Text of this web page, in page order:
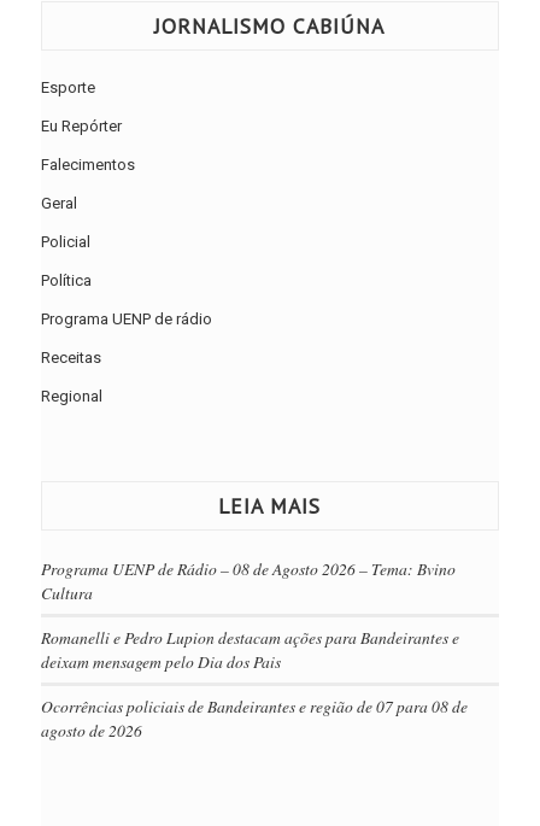
JORNALISMO CABIÚNA
Esporte
Eu Repórter
Falecimentos
Geral
Policial
Política
Programa UENP de rádio
Receitas
Regional
LEIA MAIS
Programa UENP de Rádio – 08 de Agosto 2026 – Tema: Bvino
Cultura
Romanelli e Pedro Lupion destacam ações para Bandeirantes e
deixam mensagem pelo Dia dos Pais
Ocorrências policiais de Bandeirantes e região de 07 para 08 de
agosto de 2026